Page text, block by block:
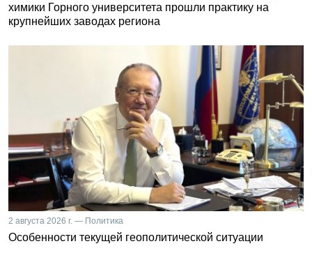
химики Горного университета прошли практику на
крупнейших заводах региона
2 августа 2026 г. — Политика
Особенности текущей геополитической ситуации